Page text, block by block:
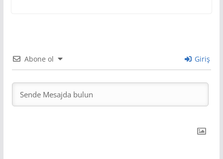
Abone ol Giriş